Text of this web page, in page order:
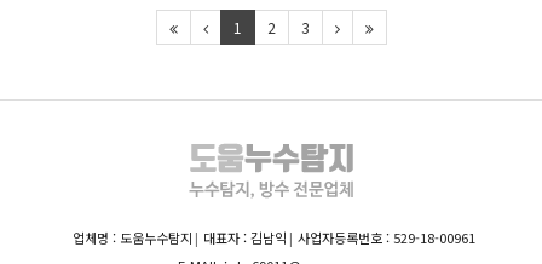
1 2 3
업체명 : 도움누수탐지 대표자 : 김남익
사업자등록번호 : 529-18-00961